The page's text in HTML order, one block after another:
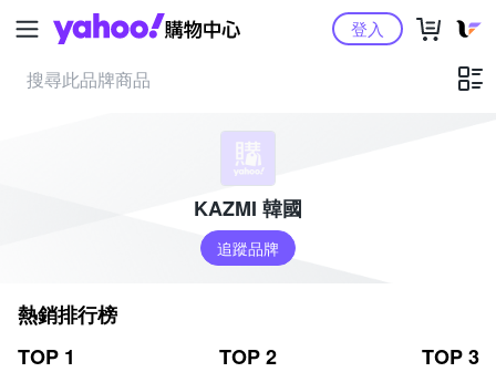
Yahoo購物中心登入
KAZMI 韓國
追蹤品牌
熱銷排行榜
TOP 1
TOP 2 TOP 3